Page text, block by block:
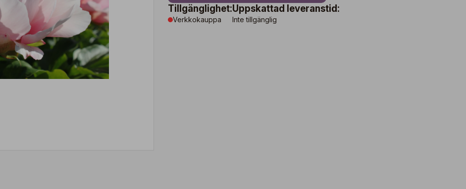
Tillgänglighet:
Verkkokauppa
Uppskattad leveranstid:
Inte tillgänglig